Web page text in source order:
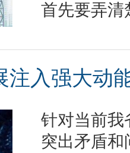
首先要弄
注入强大动
针对当前我
突出矛盾和